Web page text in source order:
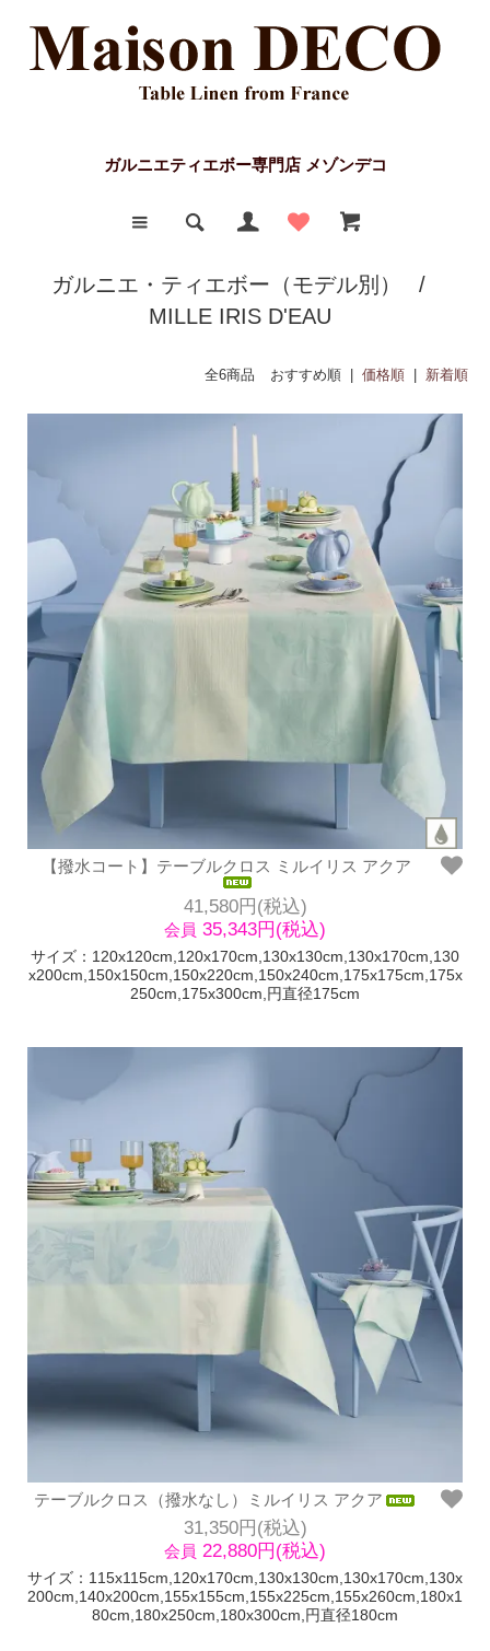
ガルニエティエボー専門店 メゾンデコ
ガルニエ・ティエボー（モデル別）
/
MILLE IRIS D'EAU
全6商品 おすすめ順 | 価格順 新着順
【撥水コート】テーブルクロス ミルイリス アクア
41,580円(税込)
会員 35,343円(税込)
サイズ：120x120cm,120x170cm,130x130cm,130x170cm,130
x200cm,150x150cm,150x220cm,150x240cm,175x175cm,175x
250cm,175x300cm,円直径175cm
テーブルクロス（撥水なし）ミルイリス アクア
31,350円(税込)
会員 22,880円(税込)
サイズ：115x115cm,120x170cm,130x130cm,130x170cm,130x
200cm,140x200cm,155x155cm,155x225cm,155x260cm,180x1
80cm,180x250cm,180x300cm,円直径180cm